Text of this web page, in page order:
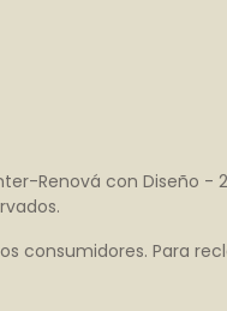
Renová con Diseño -
consumidores. Para